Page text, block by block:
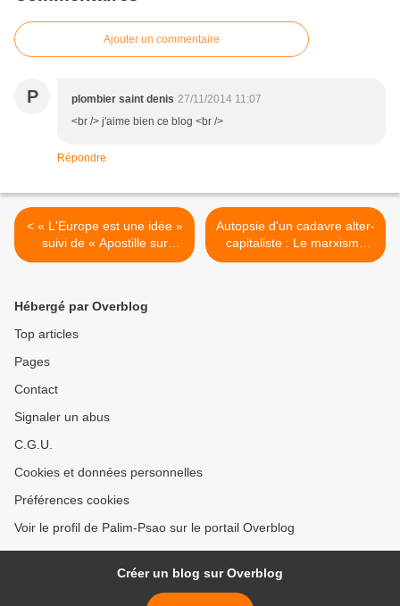
Ajouter un commentaire
P plombier saint denis 27/11/2014 11:07
<br /> j'aime bien ce blog <br />
Répondre
< « L'Europe est une idée »
suivi de « Apostille sur
l'annexion de la presqu'île
Briche
Autopsie d'un cadavre alter-
capitaliste : Le marxisme
traditionnel >
Hébergé par Overblog
Top articles
Pages
Contact
Signaler un abus
C.G.U.
Cookies et données personnelles
Préférences cookies
Voir le profil de Palim-Psao sur le portail Overblog
Créer un blog sur Overblog